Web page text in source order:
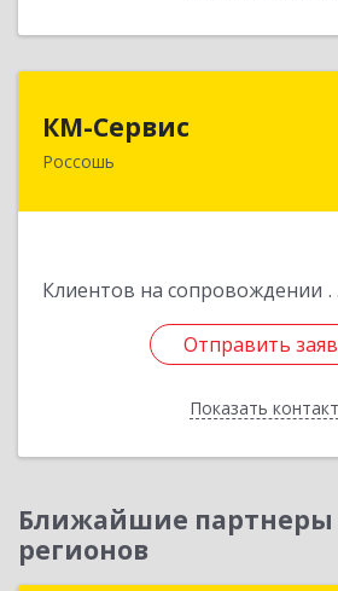
КМ-Сервис
Россошь
Клиентов на сопровождении
Отправить
Показать
396650, Воронежская обл,
Отправить
Назад
Ближайшие партнеры
регионов